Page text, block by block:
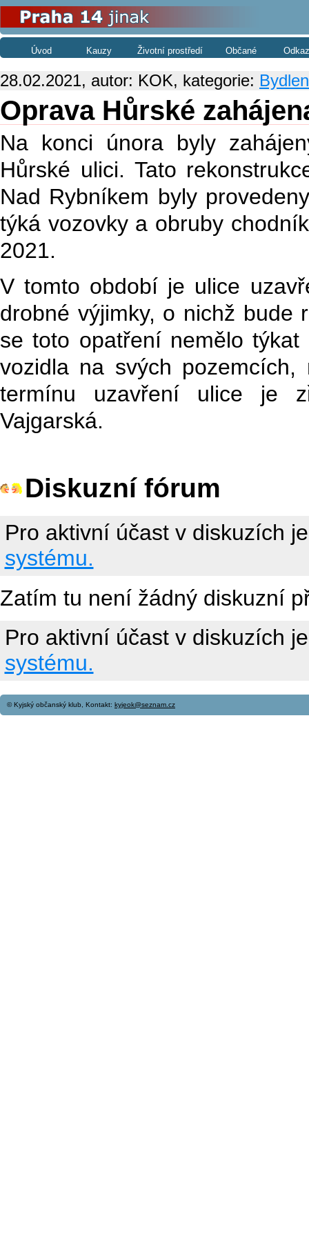
Úvod Kauzy Životní prostředí Občané
28.02.2021, autor: KOK, kategorie:
Oprava Hůrské
Na konci února byly
Hůrské ulici. Tato
Nad Rybníkem byly
týká vozovky a obruby
2021.
V tomto období je ulice
drobné výjimky, o nichž bude
se toto opatření nemělo
vozidla na svých
termínu uzavření ulice je
Vajgarská.
Diskuzní fórum
Pro aktivní účast v diskuzích
systému.
Zatím tu není žádný diskuzní
Pro aktivní účast v diskuzích
systému.
© Kyjský občanský klub, Kontakt: kyjeok@seznam.cz